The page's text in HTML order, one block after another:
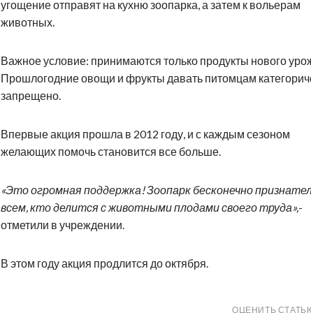
угощение отправят на кухню зоопарка, а затем к вольерам
животных.
Важное условие: принимаются только продукты нового
Прошлогодние овощи и фрукты давать питомцам
запрещено.
Впервые акция прошла в 2012 году, и с каждым сезоном
желающих помочь становится все больше.
«Это огромная поддержка! Зоопарк бесконечно
всем, кто делится с животными плодами своего труда»,-
отметили в учреждении.
В этом году акция продлится до октября.
ОЦЕНИТЬ